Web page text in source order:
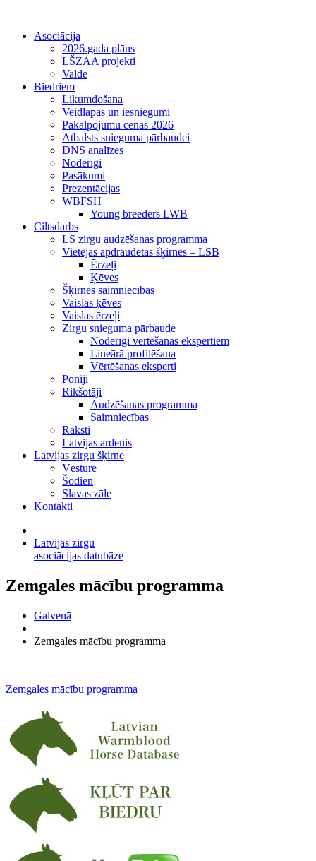
Asociācija
2026.gada plāns
LŠZAA projekti
Valde
Biedriem
Likumdošana
Veidlapas un iesniegumi
Pakalpojumu cenas 2026
Atbalsts snieguma pārbaudei
DNS analīzes
Noderīgi
Pasākumi
Prezentācijas
WBFSH
Young breeders LWB
Ciltsdarbs
LS zirgu audzēšanas programma
Vietējās apdraudētās šķirnes – LSB
Ērzeļi
Ķēves
Šķirnes saimniecības
Vaislas ķēves
Vaislas ērzeļi
Zirgu snieguma pārbaude
Noderīgi vērtēšanas ekspertiem
Lineārā profilēšana
Vērtēšanas eksperti
Poniji
Rikšotāji
Audzēšanas programma
Saimniecības
Raksti
Latvijas ardenis
Latvijas zirgu šķirne
Vēsture
Šodien
Slavas zāle
Kontakti
Latvijas zirgu
asociācijas datubāze
Zemgales mācību programma
Galvenā
Zemgales mācību programma
Zemgales mācību programma